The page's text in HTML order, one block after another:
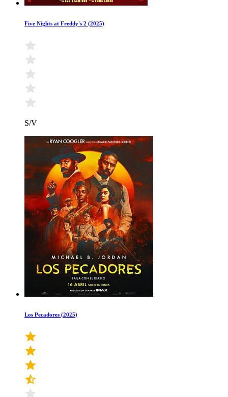
Five Nights at Freddy's 2 (2025)
S/V
Los Pecadores (2025)